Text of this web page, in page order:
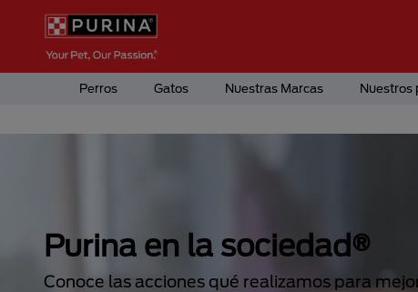
Pasar al contenido principal
Menú Secundario Purina
Menú Principal Purina
Perros Gatos Nuestras Marcas Nuestros
NUEVO PRO PLAN® LIVE
CLEAR®